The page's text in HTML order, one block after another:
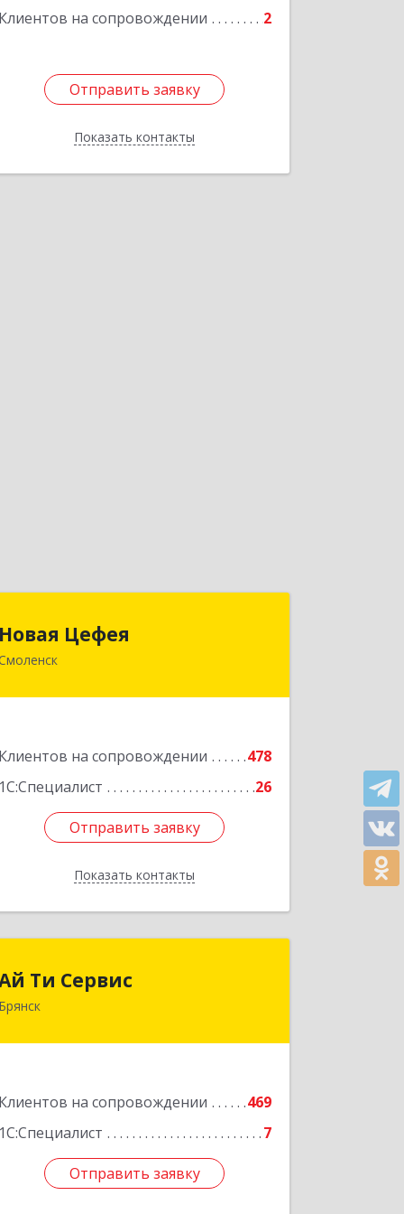
Клиентов на сопровождении 2
Отправить заявку
Показать контакты
Отправить заявку
Назад
Новая Цефея
Клиентов на сопровождении
478
1С:Специалист
26
Отправить заявку
Показать контакты
214018, Смоленская обл, Смоленск г,
Отправить заявку
Назад
Ти Сервис
Брянск
Клиентов на сопровождении
469
1С:Специалист
7
Отправить заявку
Подробнее
Отправить заявку